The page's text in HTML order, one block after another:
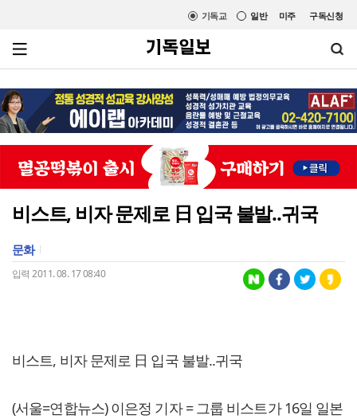
미주 구독신청
일반
기독교
비스트, 비자 문제로 日 입국 불발..귀국
문화
입력 2011. 08. 17 08:40
비스트, 비자 문제로 日 입국 불발..귀국
(서울=연합뉴스) 이은정 기자 = 그룹 비스트가 16일 일본